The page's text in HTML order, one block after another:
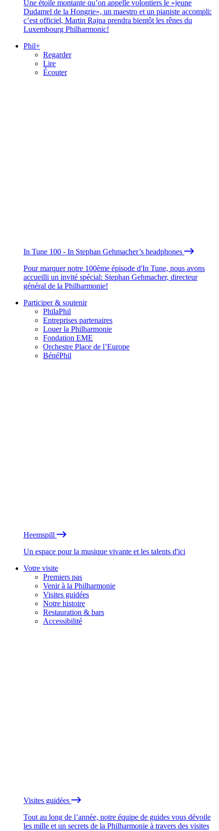
Une étoile montante qu’on appelle volontiers le «jeune
Dudamel de la Hongrie», un maestro et un pianiste accompli:
c’est officiel, Martin Rajna prendra bientôt les rênes du
Luxembourg Philharmonic!
Phil+
Regarder
Lire
Écouter
In Tune 100 - In Stephan Gehmacher’s headphones
Pour marquer notre 100ème épisode d'In Tune, nous avons
accueilli un invité spécial: Stephan Gehmacher, directeur
général de la Philharmonie!
Participer & soutenir
PhilaPhil
Entreprises partenaires
Louer la Philharmonie
Fondation EME
Orchestre Place de l’Europe
BénéPhil
Heemspill
Un espace pour la musique vivante et les talents d'ici
Votre visite
Premiers pas
Venir à la Philharmonie
Visites guidées
Notre histoire
Restauration & bars
Accessibilité
Visites guidées
Tout au long de l’année, notre équipe de guides vous dévoile
les mille et un secrets de la Philharmonie à travers des visites